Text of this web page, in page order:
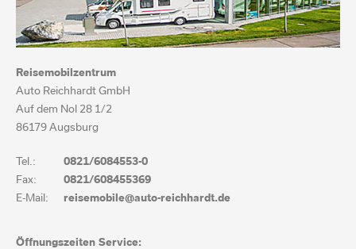
Reisemobilzentrum
Auto Reichhardt GmbH
Auf dem Nol 28 1/2
86179 Augsburg
Tel.:
0821/6084553-0
Fax:
0821/608455369
E-Mail:
reisemobile@auto-reichhardt.de
Öffnungszeiten Service: